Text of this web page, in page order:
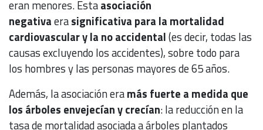
eran menores. Estaasociación
negativaerasignificativa para la mortalidad
cardiovascular y la no accidental(es decir, todas las
causas excluyendo los accidentes), sobre todo para
los hombres y las personas mayores de 65 años.
Además, la asociación eramás fuerte a medida que
los árboles envejecían y crecían: la reducción en la
tasa de mortalidad asociada a árboles plantados